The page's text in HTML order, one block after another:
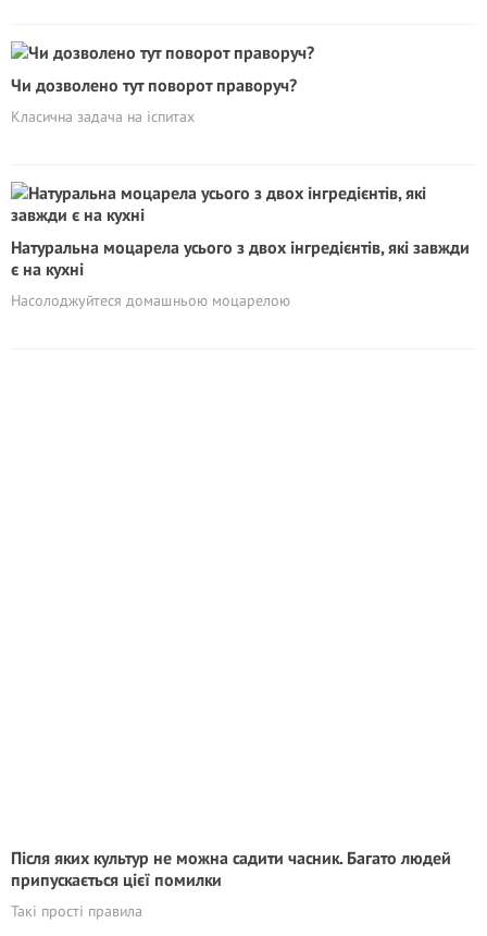
Чи дозволено тут поворот праворуч?
Класична задача на іспитах
Натуральна моцарела усього з двох інгредієнтів, які завжди
є на кухні
Насолоджуйтеся домашньою моцарелою
Після яких культур не можна садити часник. Багато людей
припускається цієї помилки
Такі прості правила